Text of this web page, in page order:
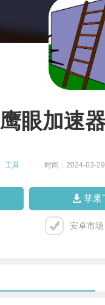
鹰眼加速
工具 时间：2024-03-29
苹果
安卓市